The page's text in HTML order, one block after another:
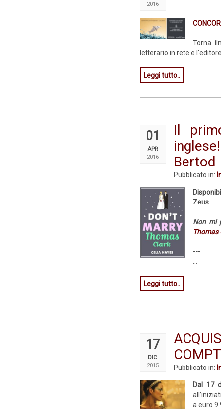
2016
Torna
letterario in rete e
Leggi tutto..
01
APR
2016
Il
Bertod
Pubblicato in:
Zeus.
Non mi
Thomas
---
Leggi tutto..
17
DIC
2015
Pubblicato in:
Dal 17
a euro